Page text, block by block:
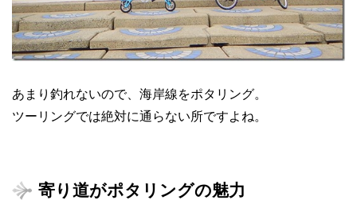
あまり釣れないので、海岸線をポタリング。
ツーリングでは絶対に通らない所ですよね。
寄り道がポタリングの魅力